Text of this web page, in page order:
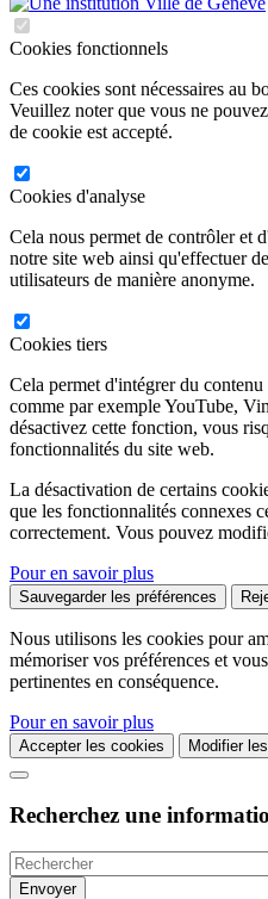
Cookies fonctionnels
Ces cookies sont nécessaires au
Veuillez noter que vous ne
de cookie est accepté.
Cookies d'analyse
Cela nous permet de contrôler et
notre site web ainsi qu'effectuer
utilisateurs de manière anonyme.
Cookies tiers
Cela permet d'intégrer du
comme par exemple YouTube,
désactivez cette fonction, vous
fonctionnalités du site web.
La désactivation de certains
que les fonctionnalités connexes
correctement. Vous pouvez
Pour en savoir plus
Sauvegarder les préférences
Nous utilisons les cookies pour
mémoriser vos préférences et
pertinentes en conséquence.
Pour en savoir plus
Accepter les cookies Modifier
Recherchez une